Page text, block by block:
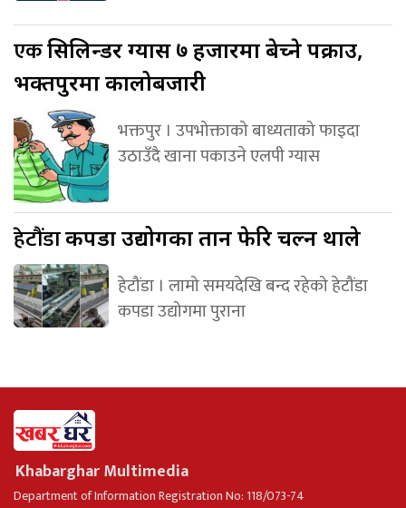
एकसिलिन्डर ग्यास ७ हजारमा बेच्ने पक्राउ,
भक्तपुरमा कालोबजारी
भक्तपुर । उपभोक्ताको बाध्यताको फाइदा
उठाउँदै खाना पकाउने एलपी ग्यास
हेटौंडाकपडा उद्योगका तान फेरि चल्न थाले
हेटौंडा । लामो समयदेखि बन्द रहेको हेटौंडा
कपडा उद्योगमा पुराना
Khabarghar Multimedia
Department of Information Registration No: 118/073-74